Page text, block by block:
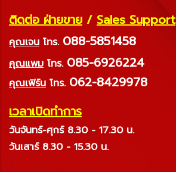
ติดต่อ ฝ่ายขาย / Sales Support
คุณเจน โทร. 088-5851458
คุณแพม โทร. 085-6926224
คุณเฟิร์น โทร. 062-8429978
เวลาเปิดทำการ
วันจันทร์-ศุกร์ 8.30 - 17.30 น.
วันเสาร์ 8.30 - 15.30 น.